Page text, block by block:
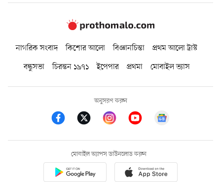
নাগরিক সংবাদ কিশোর আলো বিজ্ঞানচিন্তা
প্রথম আলো ট্রাস্ট
বন্ধুসভা
চিরন্তন ১৯৭১ ইপেপার প্রথমা মোবাইল ভ্যাস
অনুসরণ করুন
মোবাইল অ্যাপস ডাউনলোড করুন